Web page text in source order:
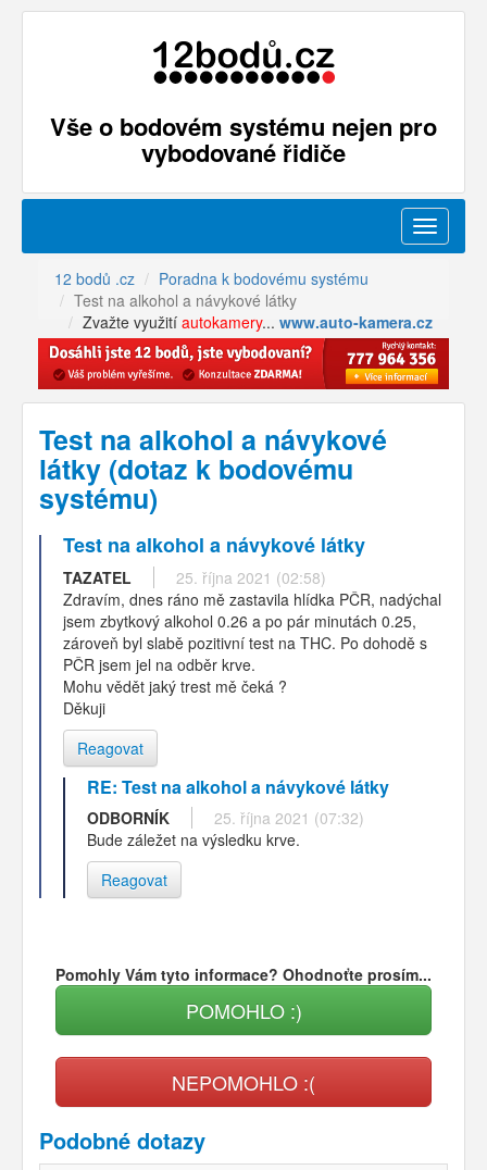
Vše o bodovém systému nejen pro
vybodované řidiče
Menu
12 bodů .cz
Poradna k bodovému systému
Test na alkohol a návykové látky
Zvažte využití autokamery... www.auto-kamera.cz
Test na alkohol a návykové
látky (dotaz k bodovému
systému)
Test na alkohol a návykové látky
TAZATEL
25. října 2021 (02:58)
Zdravím, dnes ráno mě zastavila hlídka PČR, nadýchal
jsem zbytkový alkohol 0.26 a po pár minutách 0.25,
zároveň byl slabě pozitivní test na THC. Po dohodě s
PČR jsem jel na odběr krve.
Mohu vědět jaký trest mě čeká ?
Děkuji
Reagovat
RE: Test na alkohol a návykové látky
ODBORNÍK
25. října 2021 (07:32)
Bude záležet na výsledku krve.
Reagovat
Pomohly Vám tyto informace? Ohodnoťte prosím...
POMOHLO :)
NEPOMOHLO :(
Podobné dotazy